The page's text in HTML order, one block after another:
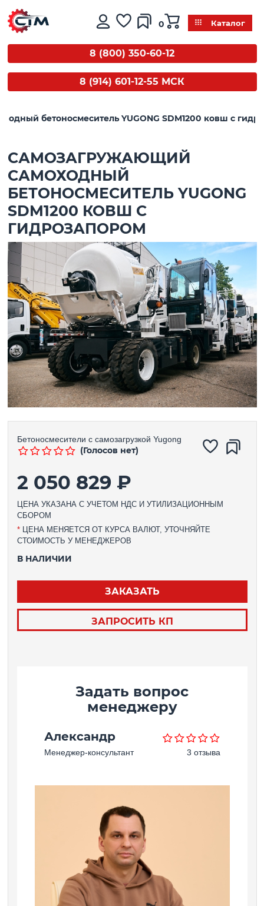
0 Каталог
8 (800) 350-60-12
8 (914) 601-12-55 МСК
бетоносмеситель YUGONG SDM1200 ковш с
САМОЗАГРУЖАЮЩИЙ
САМОХОДНЫЙ
БЕТОНОСМЕСИТЕЛЬ YUGONG
SDM1200 КОВШ С
ГИДРОЗАПОРОМ
Бетоносмесители с самозагрузкой Yugong
(Голосов нет)
2 050 829 ₽
ЦЕНА УКАЗАНА С УЧЕТОМ НДС И УТИЛИЗАЦИОННЫМ
СБОРОМ
*ЦЕНА МЕНЯЕТСЯ ОТ КУРСА ВАЛЮТ, УТОЧНЯЙТЕ
СТОИМОСТЬ У МЕНЕДЖЕРОВ
В НАЛИЧИИ
ЗАКАЗАТЬ
ЗАПРОСИТЬ КП
Задать вопрос
менеджеру
Александр
Менеджер-консультант 3 отзыва